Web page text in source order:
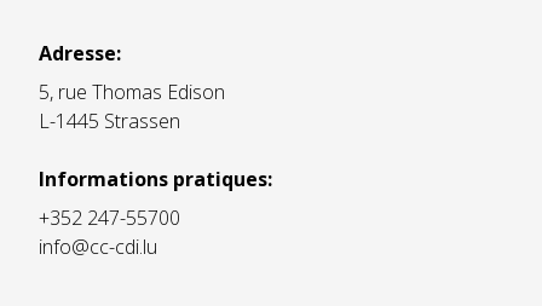
Adresse:
5, rue Thomas Edison
L-1445 Strassen
Informations pratiques:
+352 247-55700
info@cc-cdi.lu